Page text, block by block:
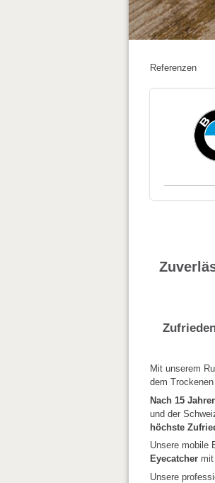
Referenzen
Mit unserem
dem
Nach 15
und der
höchste
Unsere mobile
Eyecatcher
Unsere